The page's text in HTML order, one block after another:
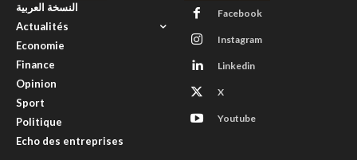
النسخة العربية
Actualités
Economie
Finance
Opinion
Sport
Politique
Echo des entreprises
Facebook
Instagram
Linkedin
X
Youtube